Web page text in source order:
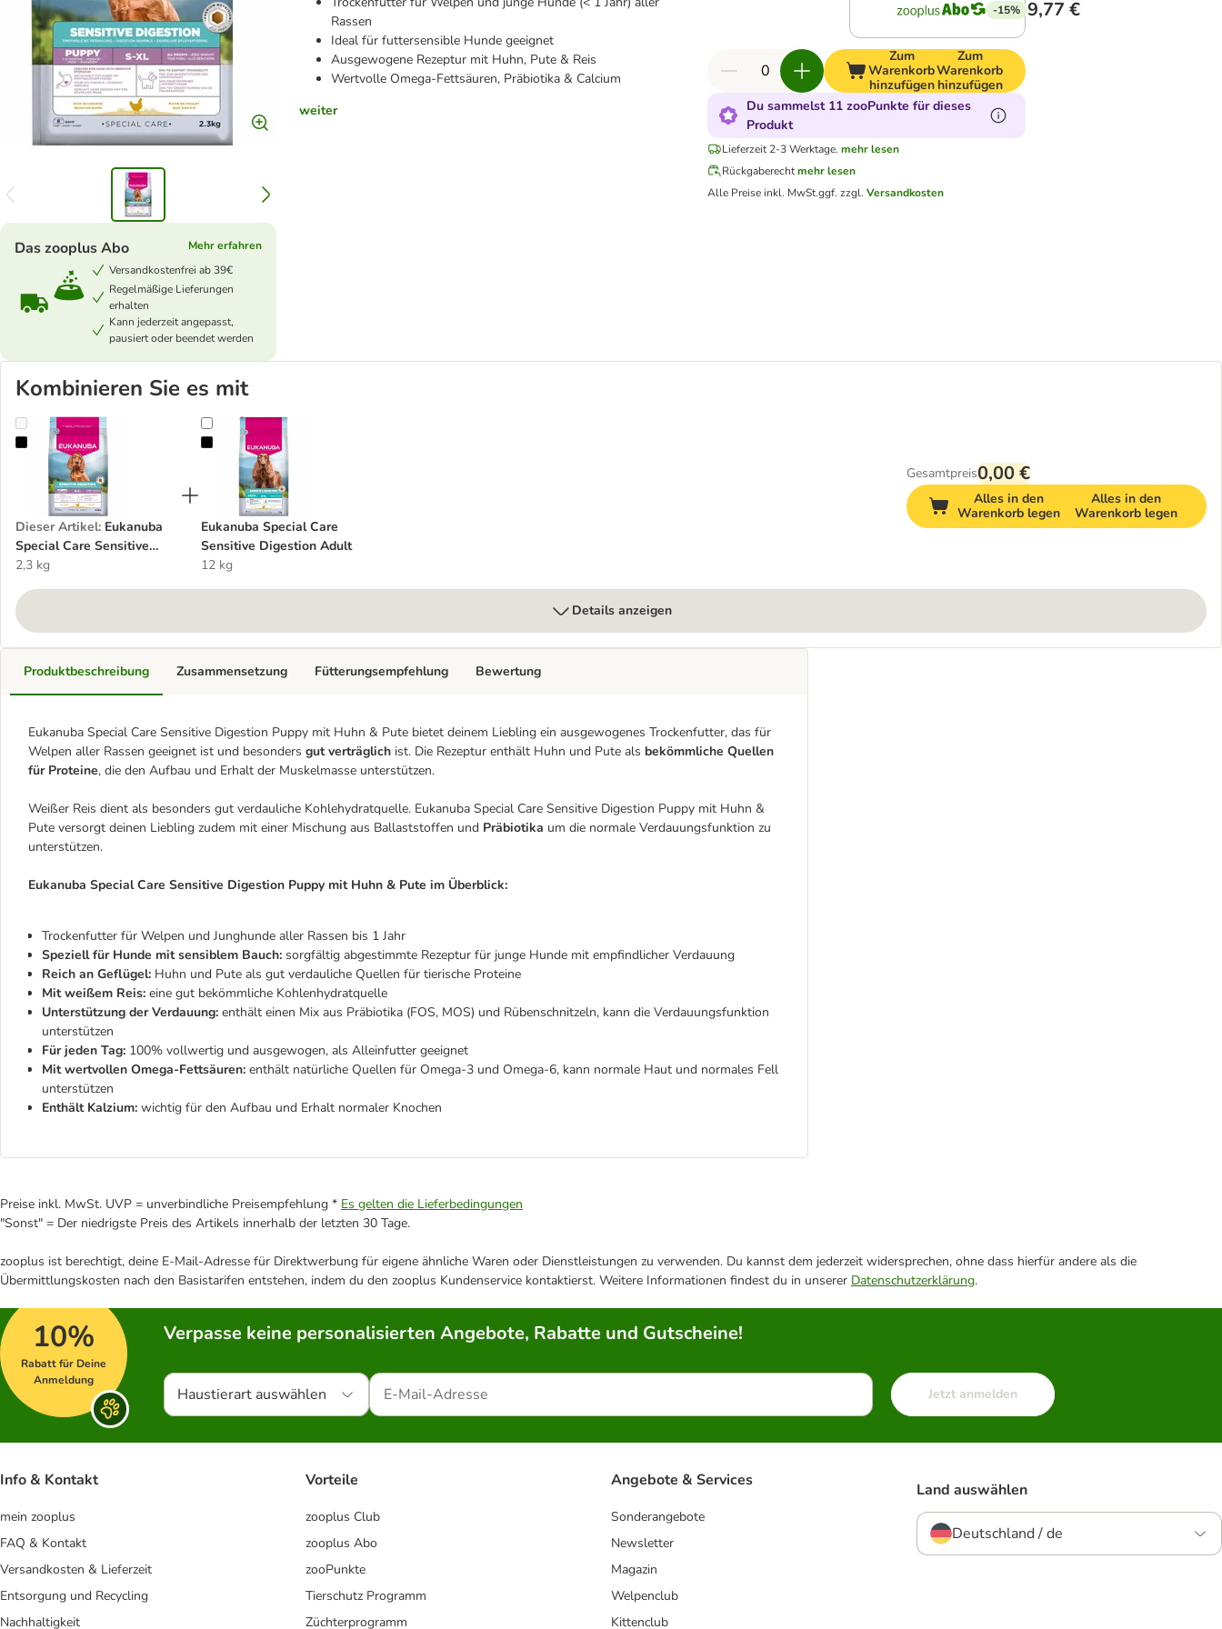
Rassen
Ideal für futtersensible Hunde geeignet
Ausgewogene Rezeptur mit Huhn, Pute & Reis
Wertvolle Omega-Fettsäuren, Präbiotika & Calcium
weiter
Das zooplus Abo
Mehr erfahren
Versandkostenfrei ab 39€
Regelmäßige Lieferungen
erhalten
Kann jederzeit angepasst,
pausiert oder beendet werden
-15% 9,77 €
Zum
Warenkorb
hinzufügen
Zum
Warenkorb
hinzufügen
Du sammelst 11 zooPunkte für dieses
Produkt
Lieferzeit 2-3 Werktage. mehr lesen
Rückgaberechtmehr lesen
Alle Preise inkl. MwSt.ggf. zzgl. Versandkosten
Kombinieren Sie es mit
Eukanuba Special Care Sensitive Digestion Puppy mit Huhn & Pute
Dieser Artikel: Eukanuba
Special Care Sensitive
Digestion Puppy mit Huhn
2,3 kg
Eukanuba Special Care Sensitive Digestion Adult
Eukanuba Special Care
Sensitive Digestion Adult
12 kg
Gesamtpreis0,00 €
Alles in den
Warenkorb legen
Alles in den
Warenkorb legen
Details anzeigen
Produktbeschreibung
Eukanuba Special Care Sensitive Digestion Puppy mit Huhn & Pute bietet deinem Liebling ein ausgewogenes Trockenfutter, das für
Welpen aller Rassen geeignet ist und besonders gut verträglich ist. Die Rezeptur enthält Huhn und Pute als bekömmliche Quellen
für Proteine, die den Aufbau und Erhalt der Muskelmasse unterstützen.
Weißer Reis dient als besonders gut verdauliche Kohlehydratquelle. Eukanuba Special Care Sensitive Digestion Puppy mit Huhn &
Pute versorgt deinen Liebling zudem mit einer Mischung aus Ballaststoffen und Präbiotika um die normale Verdauungsfunktion zu
unterstützen.
Eukanuba Special Care Sensitive Digestion Puppy mit Huhn & Pute im Überblick:
Trockenfutter für Welpen und Junghunde aller Rassen bis 1 Jahr
Speziell für Hunde mit sensiblem Bauch: sorgfältig abgestimmte Rezeptur für junge Hunde mit empfindlicher Verdauung
Reich an Geflügel: Huhn und Pute als gut verdauliche Quellen für tierische Proteine
Mit weißem Reis: eine gut bekömmliche Kohlenhydratquelle
Unterstützung der Verdauung: enthält einen Mix aus Präbiotika (FOS, MOS) und Rübenschnitzeln, kann die Verdauungsfunktion
unterstützen
Für jeden Tag: 100% vollwertig und ausgewogen, als Alleinfutter geeignet
Mit wertvollen Omega-Fettsäuren: enthält natürliche Quellen für Omega-3 und Omega-6, kann normale Haut und normales Fell
unterstützen
Enthält Kalzium: wichtig für den Aufbau und Erhalt normaler Knochen
Zusammensetzung Fütterungsempfehlung Bewertung
Preise inkl. MwSt. UVP = unverbindliche Preisempfehlung * Es gelten die Lieferbedingungen
"Sonst" = Der niedrigste Preis des Artikels innerhalb der letzten 30 Tage.
zooplus ist berechtigt, deine E-Mail-Adresse für Direktwerbung für eigene ähnliche Waren oder Dienstleistungen zu verwenden. Du kannst dem jederzeit widersprechen, ohne dass hierfür andere als die
Übermittlungskosten nach den Basistarifen entstehen, indem du den zooplus Kundenservice kontaktierst. Weitere Informationen findest du in unserer Datenschutzerklärung.
10%
Rabatt für Deine
Anmeldung
Verpasse keine personalisierten Angebote, Rabatte und Gutscheine!
Haustierart auswählen Jetzt anmelden
Info & Kontakt
mein zooplus
FAQ & Kontakt
Versandkosten & Lieferzeit
Entsorgung und Recycling
Nachhaltigkeit
Vorteile
zooplus Club
zooplus Abo
zooPunkte
Tierschutz Programm
Züchterprogramm
Angebote & Services
Sonderangebote
Newsletter
Magazin
Welpenclub
Kittenclub
Land auswählen
Deutschland / de